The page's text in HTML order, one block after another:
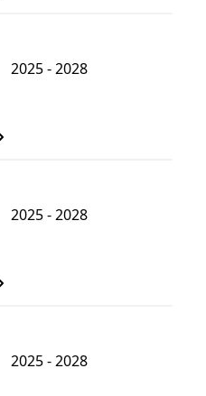
2025 - 2028
2025 - 2028
2025 - 2028